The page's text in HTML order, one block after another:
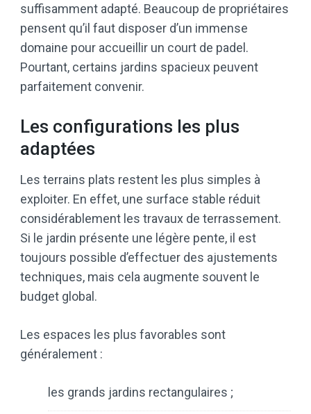
suffisamment adapté. Beaucoup de propriétaires
pensent qu’il faut disposer d’un immense
domaine pour accueillir un court de padel.
Pourtant, certains jardins spacieux peuvent
parfaitement convenir.
Les configurations les plus
adaptées
Les terrains plats restent les plus simples à
exploiter. En effet, une surface stable réduit
considérablement les travaux de terrassement.
Si le jardin présente une légère pente, il est
toujours possible d’effectuer des ajustements
techniques, mais cela augmente souvent le
budget global.
Les espaces les plus favorables sont
généralement :
les grands jardins rectangulaires ;